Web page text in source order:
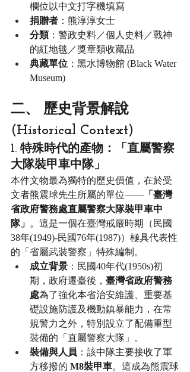
欄位以中文打字機填寫
捐贈者 ：熊淳淳女士
分類：警政史料／個人史料／戰神
的紅地毯／獎章類收藏品
典藏單位 ：黑水博物館 (Black Water
Museum)
二、 歷史背景解說
(Historical Context)
1. 特殊時代的產物：「直屬警察
大隊裝甲車中隊」
本件文物最為獨特的歷史價值，在於受
文者熊震球先生所屬的單位—— 「臺灣
省政府警務處直屬警察大隊裝甲車中
隊」 。這是一個在臺灣戒嚴時期（民國
38年(1949)-民國76年(1987)）極具代表性
的「省屬武裝警察」特殊編制。
成立背景 ：民國40年代(1950s)初
期，政府遷臺後， 臺灣省政府警務
處為了強化本省治安維護、重要基
礎設施防護及機動鎮暴能力，在常
規警力之外，特別設立了配備重型
裝備的「直屬警察大隊」。
裝備與人員 ：該中隊主要接收了軍
方移撥的 M8裝甲車。這成為熊震球